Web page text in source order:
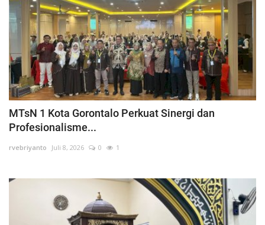
MTsN 1 Kota Gorontalo Perkuat Sinergi dan
Profesionalisme...
rvebriyanto Juli 8, 2026 0 1